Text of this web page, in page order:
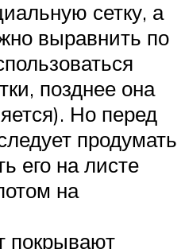
сетку, а
выравнить по
позднее она
Но перед
продумать
его на листе
на
покрывают